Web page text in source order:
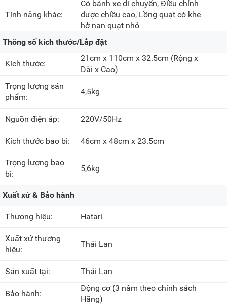
Tính năng khác:
Có bánh xe di chuyển, Điều chỉnh
được chiều cao, Lồng quạt có khe
hở nan quạt nhỏ
Thông số kích thước/Lắp đặt
Kích thước:
21cm x 110cm x 32.5cm (Rộng x
Dài x Cao)
Trọng lượng sản
phẩm:
4,5kg
Nguồn điện áp: 220V/50Hz
Kích thước bao bì: 46cm x 48cm x 23.5cm
Trọng lượng bao
bì:
5,6kg
Xuất xứ & Bảo hành
Thương hiệu: Hatari
Xuất xứ thương
hiệu:
Thái Lan
Sản xuất tại: Thái Lan
Bảo hành:
Động cơ (3 năm theo chính sách
Hãng)